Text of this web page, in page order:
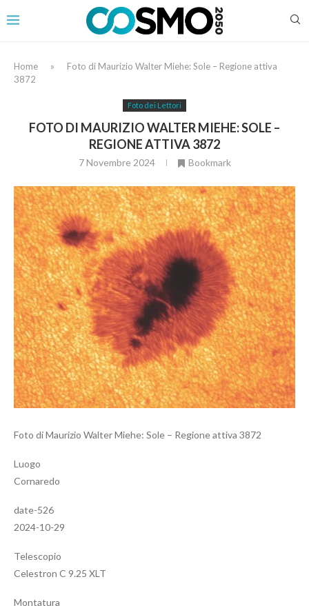
Home »
Foto di Maurizio Walter Miehe: Sole – Regione attiva
3872
Foto dei Lettori
FOTO DI MAURIZIO WALTER MIEHE: SOLE –
REGIONE ATTIVA 3872
7 Novembre 2024 Bookmark
Foto di Maurizio Walter Miehe: Sole – Regione attiva 3872
Luogo
Cornaredo
date-526
2024-10-29
Telescopio
Celestron C 9.25 XLT
Montatura